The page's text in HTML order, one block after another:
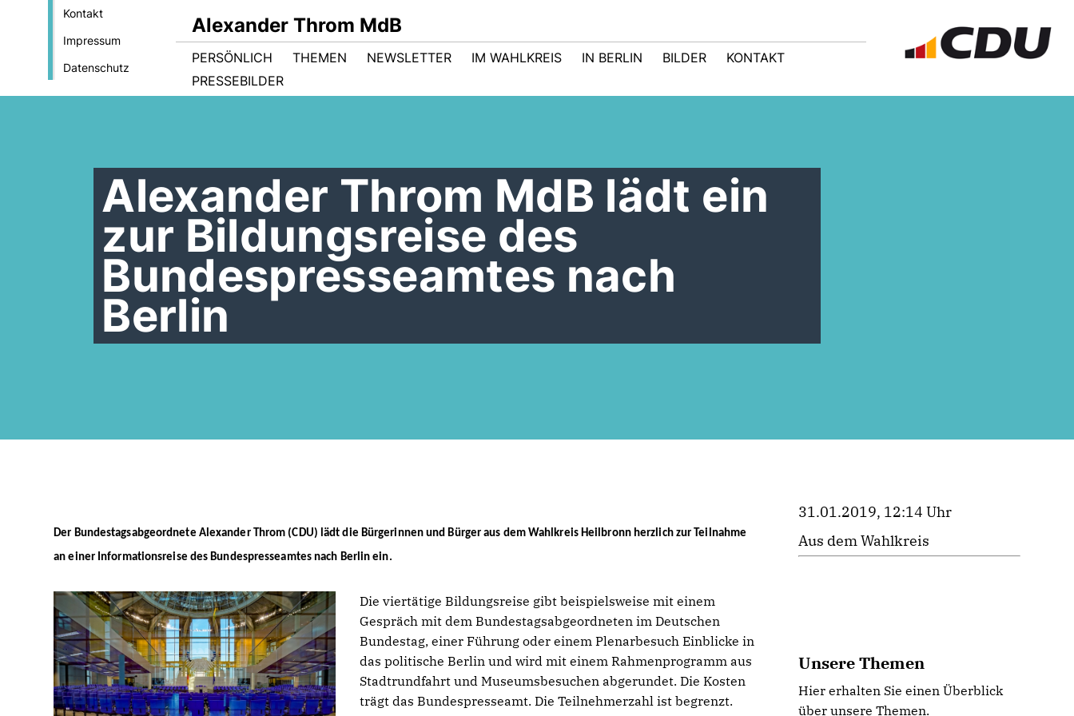
Kontakt
Impressum
Datenschutz
Alexander Throm MdB
PERSÖNLICH THEMEN NEWSLETTER IM WAHLKREIS IN BERLIN BILDER
KONTAKT
PRESSEBILDER
Alexander Throm MdB lädt ein
zur Bildungsreise des
Bundespresseamtes nach
Berlin
Der Bundestagsabgeordnete Alexander Throm (CDU) lädt die Bürgerinnen und Bürger aus dem Wahlkreis Heilbronn herzlich zur Teilnahme
an einer Informationsreise des Bundespresseamtes nach Berlin ein.
Die viertätige Bildungsreise gibt beispielsweise mit einem
Gespräch mit dem Bundestagsabgeordneten im Deutschen
Bundestag, einer Führung oder einem Plenarbesuch Einblicke in
das politische Berlin und wird mit einem Rahmenprogramm aus
Stadtrundfahrt und Museumsbesuchen abgerundet. Die Kosten
trägt das Bundespresseamt. Die Teilnehmerzahl ist begrenzt.
31.01.2019, 12:14 Uhr
Aus dem Wahlkreis
Unsere Themen
Hier erhalten Sie einen Überblick
über unsere Themen.